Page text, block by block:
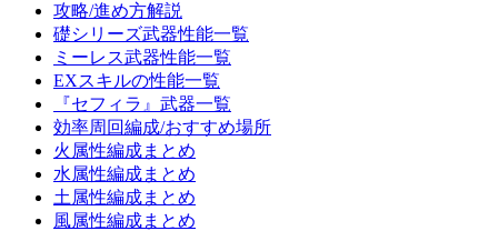
攻略/進め方解説
礎シリーズ武器性能一覧
ミーレス武器性能一覧
EXスキルの性能一覧
『セフィラ』武器一覧
効率周回編成/おすすめ場所
火属性編成まとめ
水属性編成まとめ
土属性編成まとめ
風属性編成まとめ